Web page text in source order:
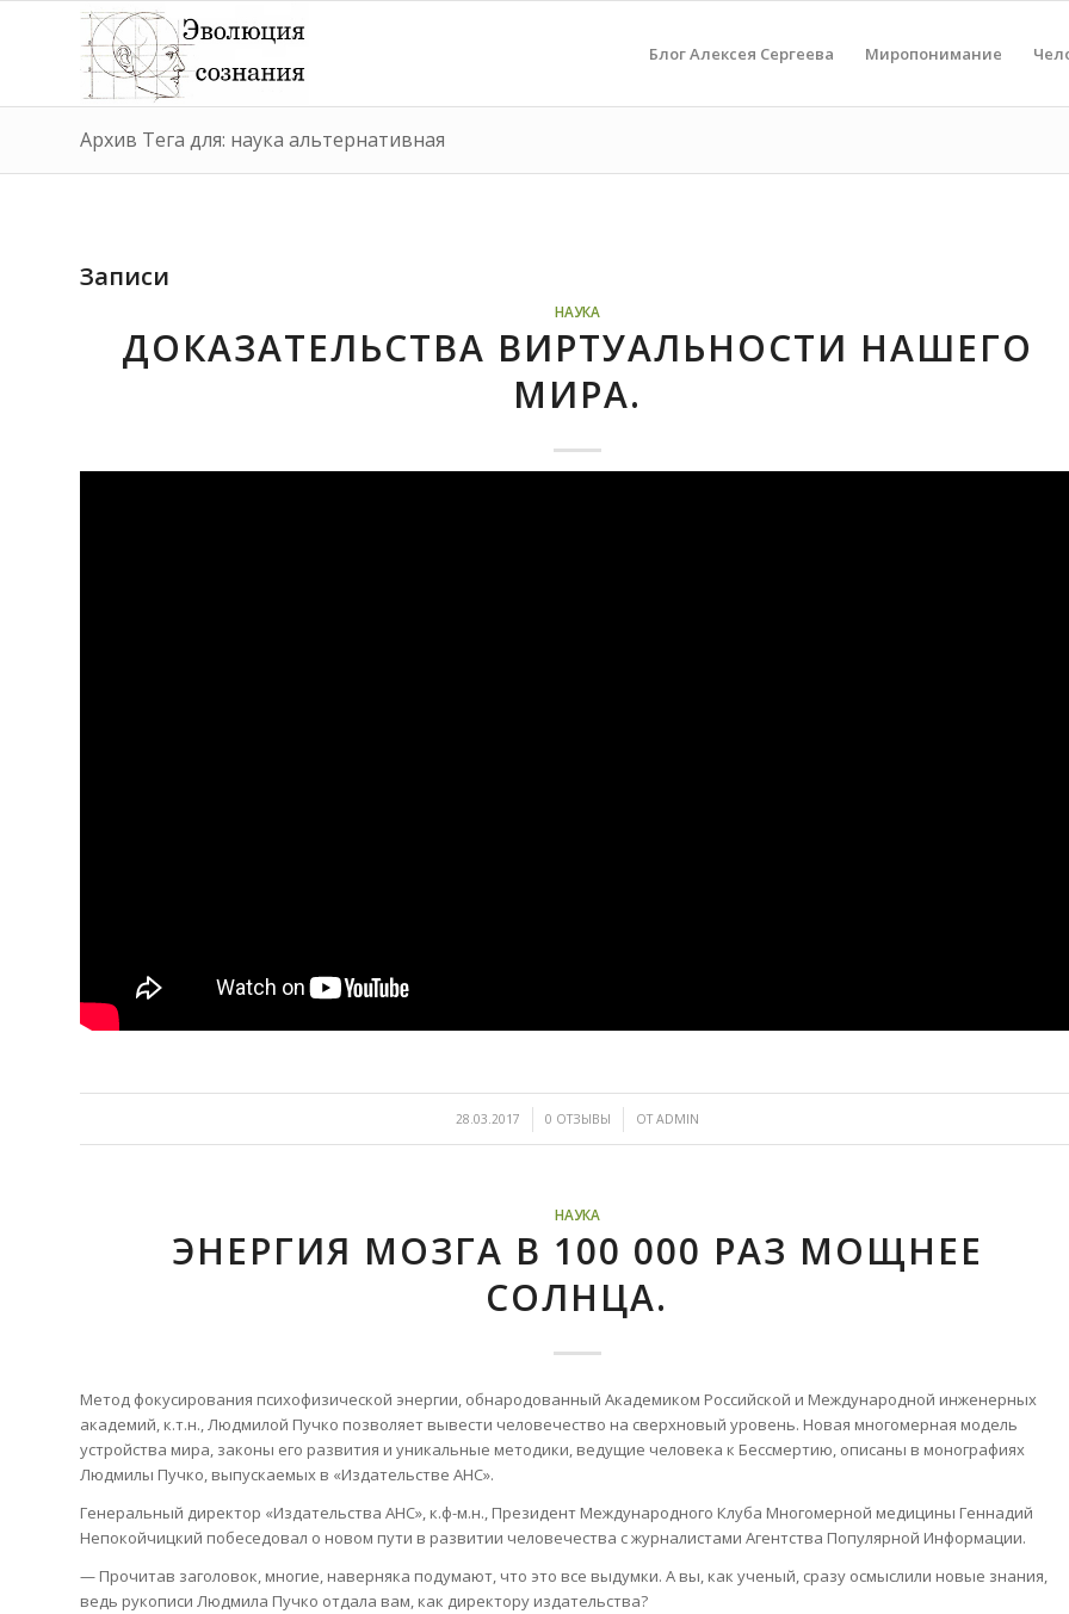
Блог Алексея Сергеева Миропонимание
Архив Тега для: наука альтернативная
Записи
НАУКА
ДОКАЗАТЕЛЬСТВА ВИРТУАЛЬНОСТИ НАШЕГО
МИРА.
28.03.2017
/ 0 ОТЗЫВЫ
/ ОТADMIN
НАУКА
ЭНЕРГИЯ МОЗГА В 100 000 РАЗ МОЩНЕЕ
СОЛНЦА.
Метод фокусирования психофизической энергии, обнародованный Академиком Российской и Международной инженерных
академий, к.т.н., Людмилой Пучко позволяет вывести человечество на сверхновый уровень. Новая многомерная модель
устройства мира, законы его развития и уникальные методики, ведущие человека к Бессмертию, описаны в монографиях
Людмилы Пучко, выпускаемых в «Издательстве АНС».
Генеральный директор «Издательства АНС», к.ф-м.н., Президент Международного Клуба Многомерной медицины Геннадий
Непокойчицкий побеседовал о новом пути в развитии человечества с журналистами Агентства Популярной Информации.
— Прочитав заголовок, многие, наверняка подумают, что это все выдумки. А вы, как ученый, сразу осмыслили новые знания,
ведь рукописи Людмила Пучко отдала вам, как директору издательства?